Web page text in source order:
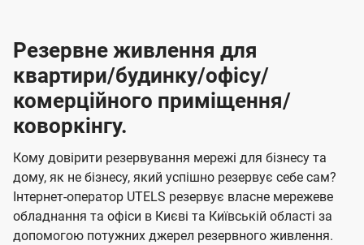
Резервне живлення для
квартири/будинку/офісу/
комерційного приміщення/
коворкінгу.
Кому довірити резервування мережі для бізнесу та
дому, як не бізнесу, який успішно резервує себе сам?
Інтернет-оператор UTELS резервує власне мережеве
обладнання та офіси в Києві та Київській області за
допомогою потужних джерел резервного живлення.